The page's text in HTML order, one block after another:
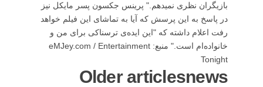
بازیگران نظری نمیدهم." پرینس جکسون پسر مایکل نیز
در پاسخ به این پرسش که آیا به تماشای این فیلم خواهد
رفت اعلام داشته که "این ایده‌ی ترسناکی برای من و
خانواده‌ام است." منبع: eMJey.com / Entertainment
Tonight
Older articlesnews